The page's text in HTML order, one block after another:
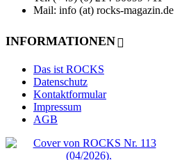
Mail: info (at) rocks-magazin.de
INFORMATIONEN
Das ist ROCKS
Datenschutz
Kontaktformular
Impressum
AGB